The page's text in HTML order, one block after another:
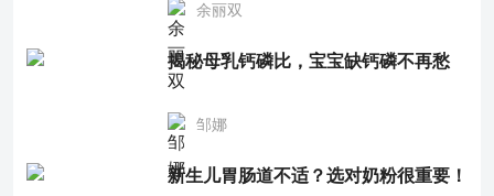
余丽双
揭秘母乳钙磷比，宝宝缺钙磷不再愁
邹娜
新生儿胃肠道不适？选对奶粉很重要！